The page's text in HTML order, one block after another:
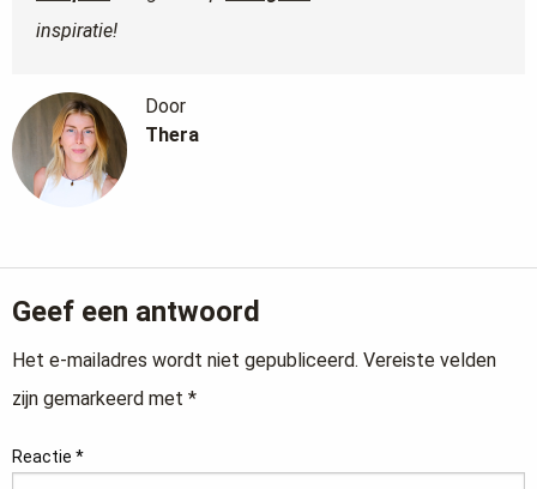
inspiratie!
Door
Thera
Geef een antwoord
Het e-mailadres wordt niet gepubliceerd. Vereiste velden
zijn gemarkeerd met *
Reactie *